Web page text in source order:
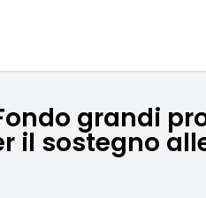
grandi
il sostegno